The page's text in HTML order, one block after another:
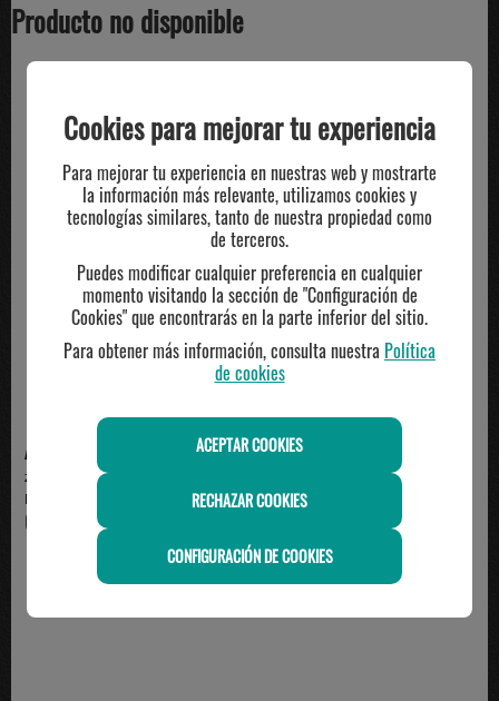
Producto no disponible
TE PUEDE INTERESAR
ADIDAS
zapatilla hombre adidas
ECLYPTIX 2000, blanco
65.00€
ASICS
zapatilla hombre asics GEL-
VENTURE 6, gris
Cookies para mejorar tu experiencia
Para mejorar tu experiencia en nuestras web y mostrarte
la información más relevante, utilizamos cookies y
tecnologías similares, tanto de nuestra propiedad como
de terceros.
Puedes modificar cualquier preferencia en cualquier
momento visitando la sección de "Configuración de
Cookies" que encontrarás en la parte inferior del sitio.
Para obtener más información, consulta nuestra Política
de cookies
ACEPTAR COOKIES
RECHAZAR COOKIES
CONFIGURACIÓN DE COOKIES